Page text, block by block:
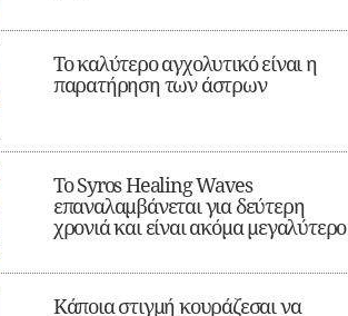
Το καλύτερο αγχολυτικό είναι η
παρατήρηση των άστρων
Το Syros Healing Waves
επαναλαμβάνεται για δεύτερη
χρονιά και είναι ακόμα μεγαλύτερο
Κάποια στιγμή κουράζεσαι να